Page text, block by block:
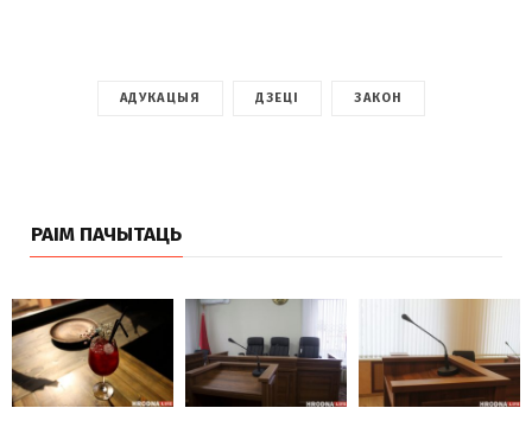
АДУКАЦЫЯ ДЗЕЦІ ЗАКОН
РАІМ ПАЧЫТАЦЬ